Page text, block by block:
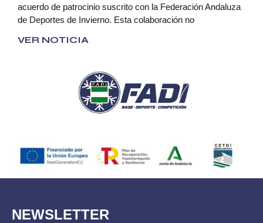
acuerdo de patrocinio suscrito con la Federación Andaluza
de Deportes de Invierno. Esta colaboración no
VER NOTICIA
NEWSLETTER